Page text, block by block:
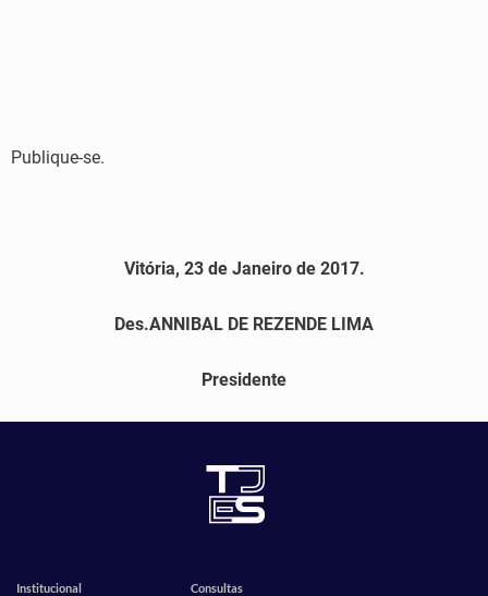
Publique-se.
Vitória, 23 de Janeiro de 2017.
Des.ANNIBAL DE REZENDE LIMA
Presidente
Institucional Consultas